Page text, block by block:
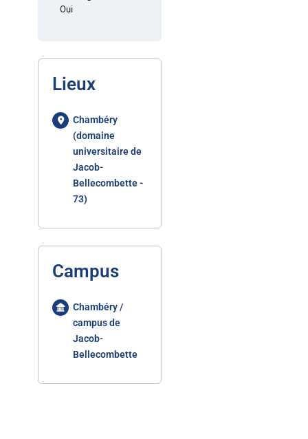
Oui
Lieux
Chambéry
(domaine
universitaire de
Jacob-
Bellecombette -
73)
Campus
Chambéry /
campus de
Jacob-
Bellecombette